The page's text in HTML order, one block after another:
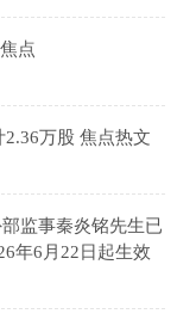
点
万股 焦点热文
监事秦炎铭先生已
年6月22日起生效